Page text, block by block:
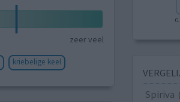
zeer veel
kriebelige keel
Spiriva